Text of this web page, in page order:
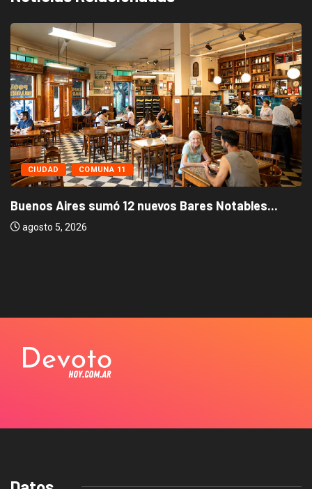
CIUDAD COMUNA 11
Buenos Aires sumó 12 nuevos Bares Notables...
agosto 5, 2026